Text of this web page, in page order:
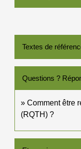
Textes de
Questions ?
Comment être
(RQTH) ?